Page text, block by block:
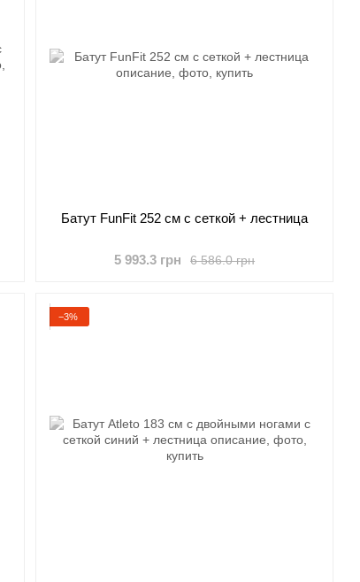
Батут FunFit 252 см с сеткой + лестница
6 586.0 грн
5 993.3 грн
−3%